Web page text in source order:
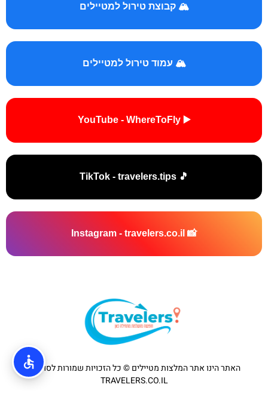
🏔️ קבוצת טירול למטיילים
🏔️ עמוד טירול למטיילים
▶️ YouTube - WhereToFly
🎵 TikTok - travelers.tips
📸 Instagram - travelers.co.il
האתר הינו אתר המלצות מטיילים © כל הזכויות שמורות לסוכנות
TRAVELERS.CO.IL